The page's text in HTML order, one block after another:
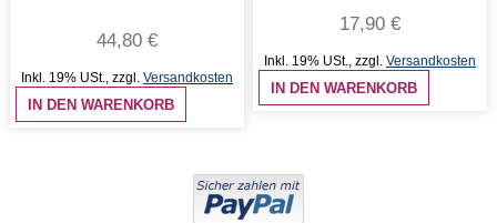
44,80 €
Inkl. 19% USt. zzgl. Versandkosten
IN DEN WARENKORB
17,90 €
Inkl. 19% USt. zzgl. Versandkosten
IN DEN WARENKORB